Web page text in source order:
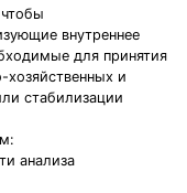
внутреннее
для принятия
хозяйственных и
стабилизации
анализа